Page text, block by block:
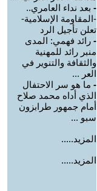
- بعد نداء العامري..
-المقاومة الإسلامية-
تعلن تأجيل الرد
- رائد فهمي: المدى
منبر رائد للمهنية
والثقافة والتنوير في
العر ...
- ما هو سر الاحتفال
الذي أداه محمد صلاح
أمام جمهور طرابزون
سبو ...
المزيد.....
المزيد.....